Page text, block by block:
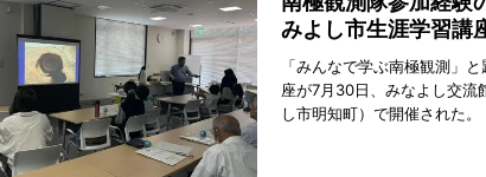
みよし市生涯学習講
「みんなで学ぶ南極観測」
座が7月30日、みなよし交流
し市明知町）で開催された。